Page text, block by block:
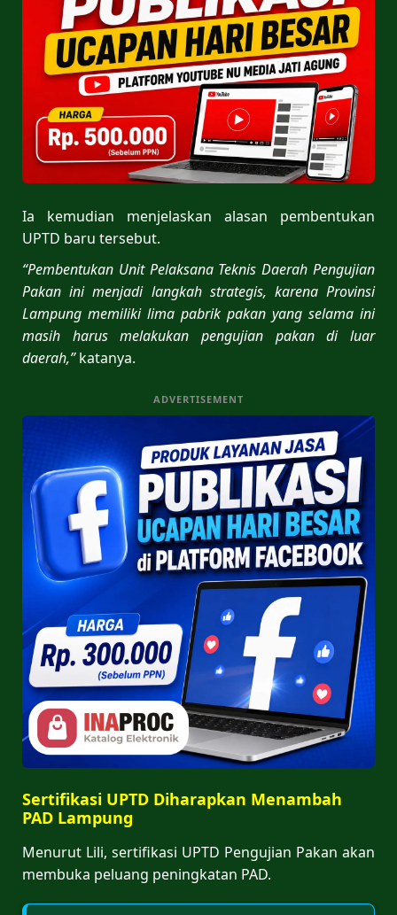
Ia kemudian menjelaskan alasan pembentukan
UPTD baru tersebut.
“Pembentukan Unit Pelaksana Teknis Daerah Pengujian
Pakan ini menjadi langkah strategis, karena Provinsi
Lampung memiliki lima pabrik pakan yang selama ini
masih harus melakukan pengujian pakan di luar
daerah,”katanya.
ADVERTISEMENT
Sertifikasi UPTD Diharapkan Menambah
PAD Lampung
Menurut Lili, sertifikasi UPTD Pengujian Pakan akan
membuka peluang peningkatan PAD.